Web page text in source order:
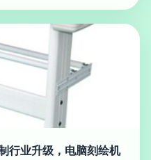
行业升级，电脑刻绘机